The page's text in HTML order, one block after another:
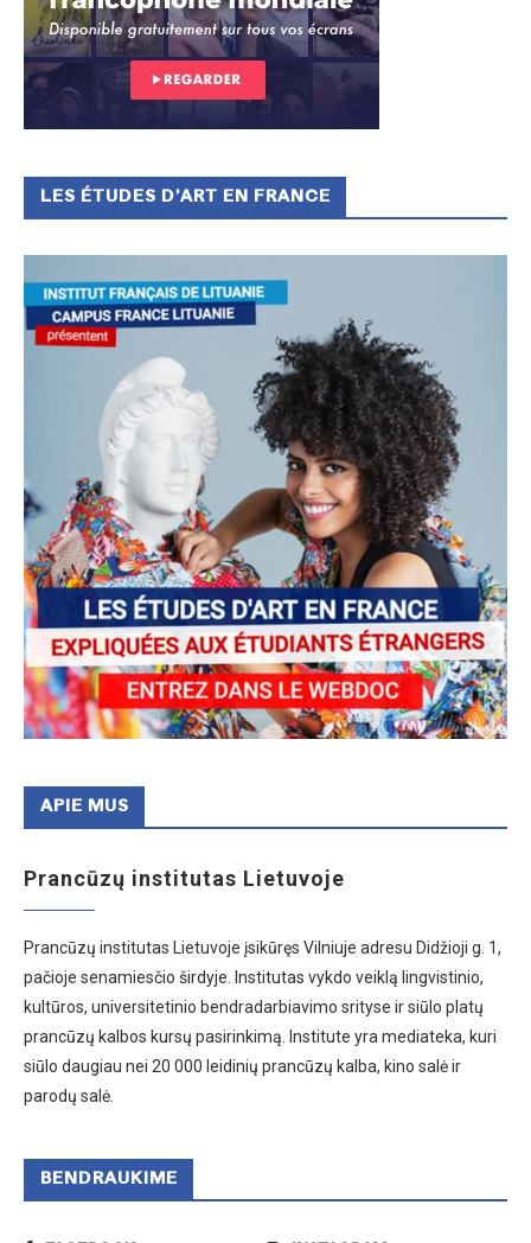
LES ÉTUDES D’ART EN FRANCE
APIE MUS
Prancūzų institutas Lietuvoje
Prancūzų institutas Lietuvoje įsikūręs Vilniuje adresu Didžioji g. 1,
pačioje senamiesčio širdyje. Institutas vykdo veiklą lingvistinio,
kultūros, universitetinio bendradarbiavimo srityse ir siūlo platų
prancūzų kalbos kursų pasirinkimą. Institute yra mediateka, kuri
siūlo daugiau nei 20 000 leidinių prancūzų kalba, kino salė ir
parodų salė.
BENDRAUKIME